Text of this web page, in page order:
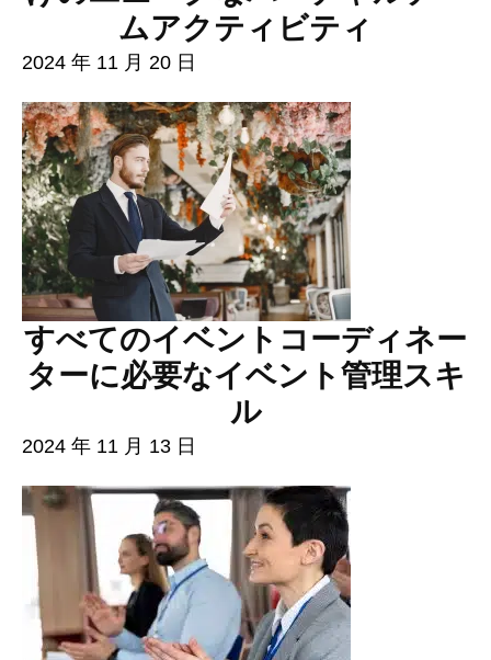
ムアクティビティ
2024 年 11 月 20 日
すべてのイベントコーディネー
ターに必要なイベント管理スキ
ル
2024 年 11 月 13 日